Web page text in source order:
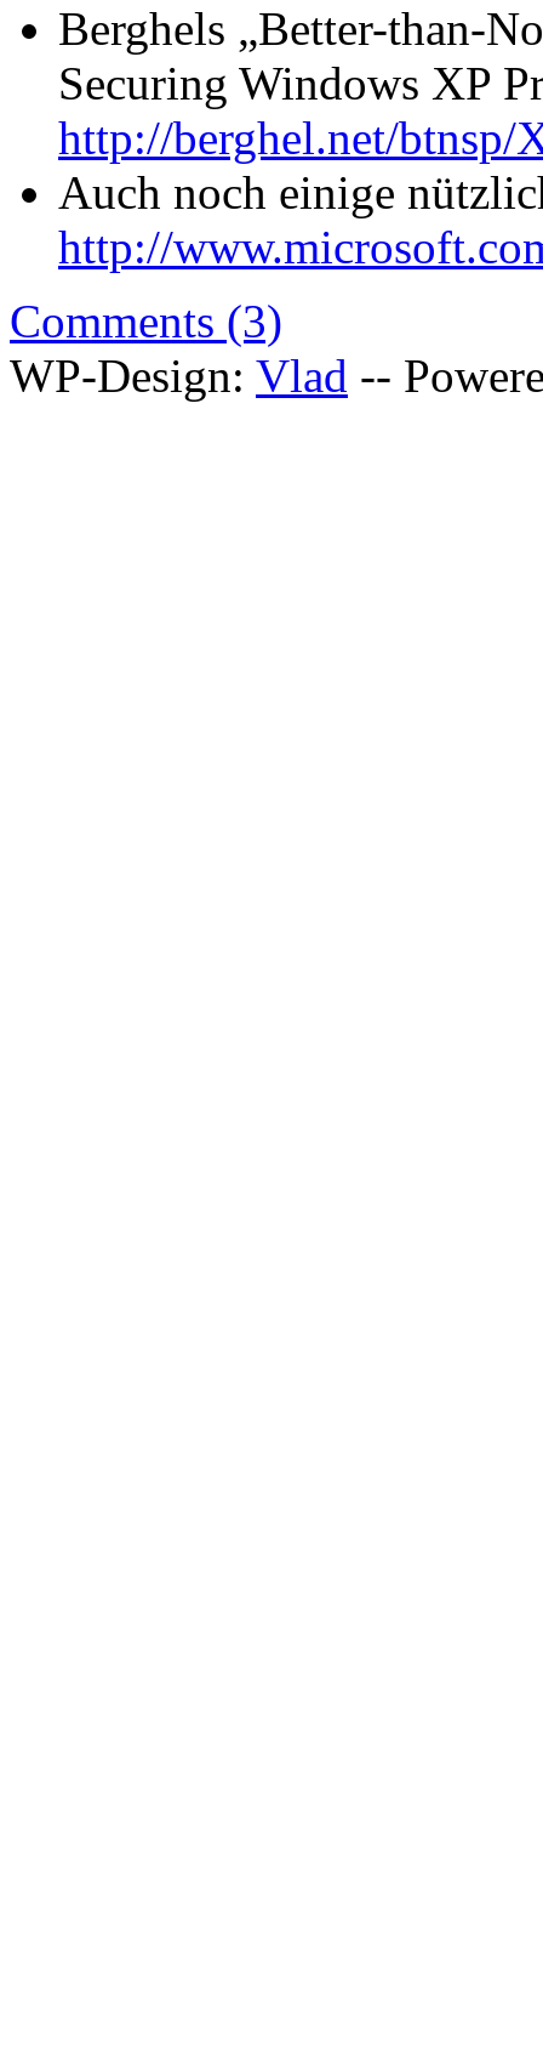
Berghels „Better-than-
Securing Windows XP
http://berghel.net/btnsp/
Auch noch einige
http://
Comments (3)
WP-Design: Vlad --